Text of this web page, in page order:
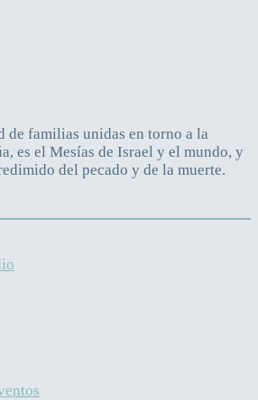
de familias unidas en torno a la
es el Mesías de Israel y el mundo, y
del pecado y de la muerte.